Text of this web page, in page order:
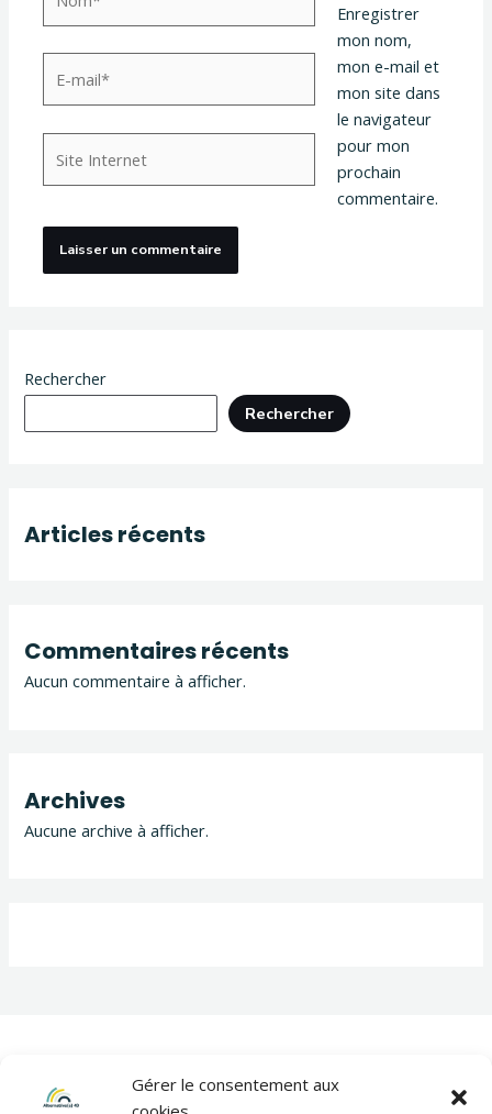
Gérer le consentement aux
mail*
Internet
Enregistrer
mon nom,
mon e-mail et
mon site dans
le navigateur
pour mon
prochain
commentaire.
Rechercher
Rechercher
Articles récents
Commentaires récents
Aucun commentaire à afficher.
Archives
Aucune archive à afficher.